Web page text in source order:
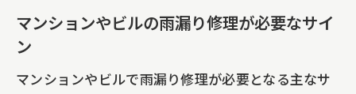
マンションやビルの雨漏り修理が必要なサイ
ン
マンションやビルで雨漏り修理が必要となる主なサ